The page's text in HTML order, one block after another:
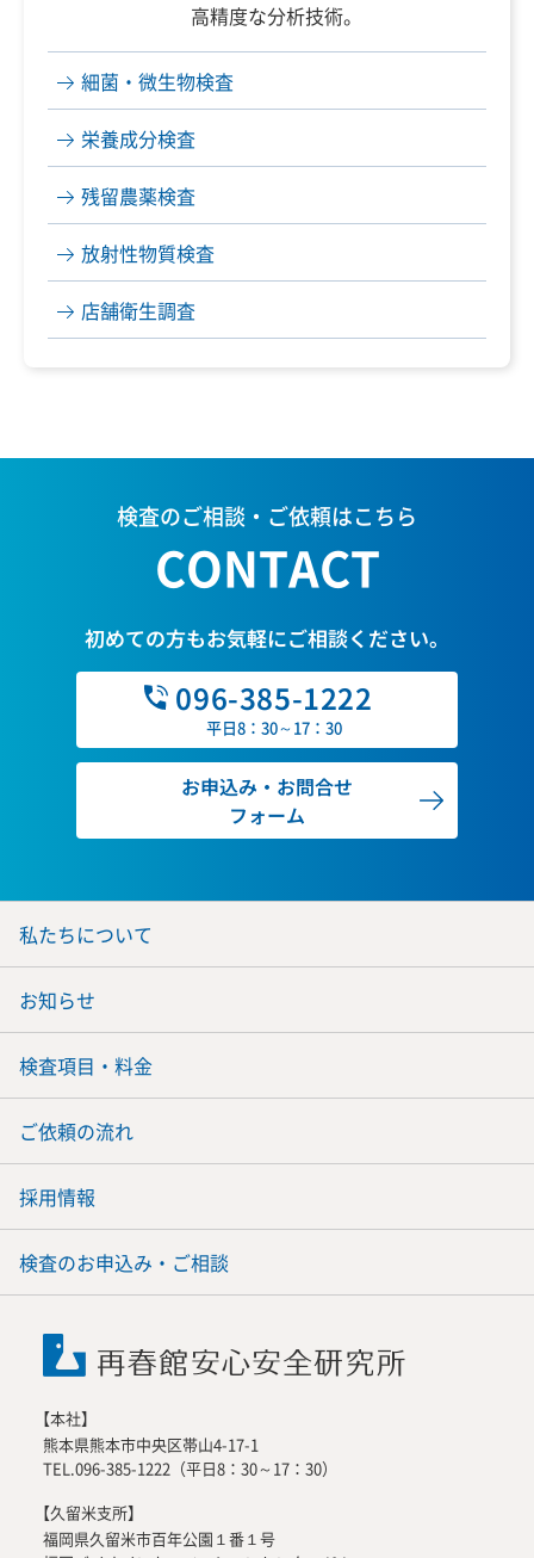
高精度な分析技術。
細菌・微生物検査
栄養成分検査
残留農薬検査
放射性物質検査
店舗衛生調査
検査のご相談・ご依頼はこちら
CONTACT
初めての方もお気軽にご相談ください。
096-385-1222
平日8：30～17：30
お申込み・お問合せ
フォーム
私たちについて
お知らせ
検査項目・料金
ご依頼の流れ
採用情報
検査のお申込み・ご相談
【本社】
熊本県熊本市中央区帯山4-17-1
TEL.096-385-1222（平日8：30～17：30）
【久留米支所】
福岡県久留米市百年公園１番１号